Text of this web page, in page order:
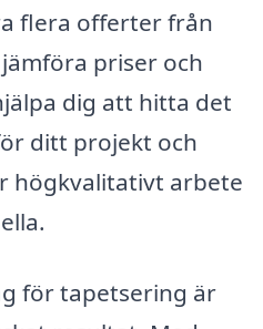
flera offerter från
priser och
dig att hitta det
ditt projekt och
högkvalitativt arbete
för tapetsering är